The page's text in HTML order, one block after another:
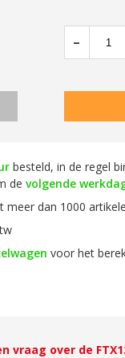
–
besteld, in de regel
de volgende
meer dan 1000
voor het
vraag over de